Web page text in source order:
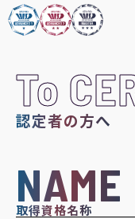
To
認定者の方へ
NAME
取得資格名称